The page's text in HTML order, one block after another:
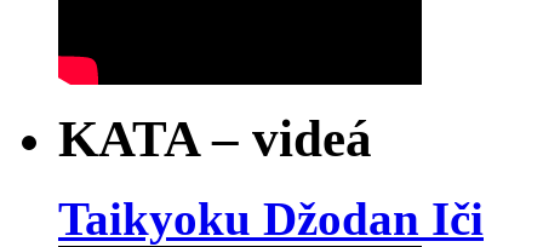
KATA – videá
Taikyoku Džodan Iči